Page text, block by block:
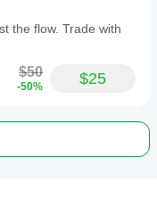
the flow. Trade with
$50
-50% $25